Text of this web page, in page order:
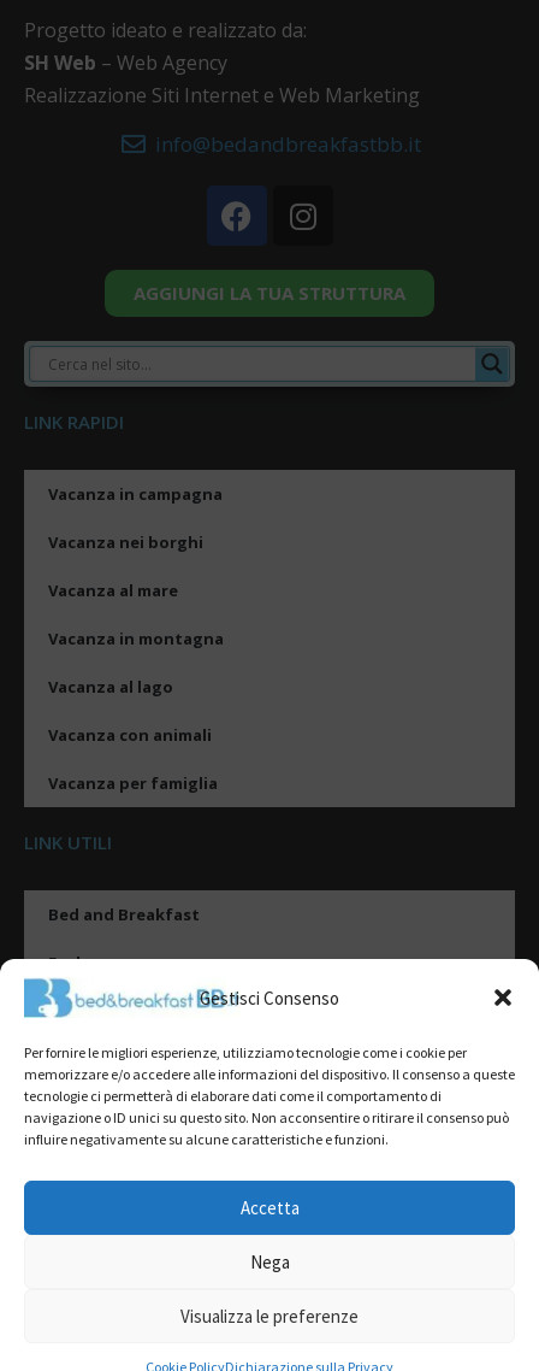
Gestisci Consenso
Per fornire le migliori esperienze, utilizziamo tecnologie come i cookie per
memorizzare e/o accedere alle informazioni del dispositivo. Il consenso a queste
tecnologie ci permetterà di elaborare dati come il comportamento di
navigazione o ID unici su questo sito. Non acconsentire o ritirare il consenso può
influire negativamente su alcune caratteristiche e funzioni.
Accetta
Nega
Visualizza le preferenze
Cookie PolicyDichiarazione sulla Privacy
Progetto ideato e realizzato da:
SH Web – Web Agency
Realizzazione Siti Internet e Web Marketing
info@bedandbreakfastbb.it
AGGIUNGI LA TUA STRUTTURA
LINK RAPIDI
Vacanza in campagna
Vacanza nei borghi
Vacanza al mare
Vacanza in montagna
Vacanza al lago
Vacanza con animali
Vacanza per famiglia
LINK UTILI
Bed and Breakfast
Esplora
Tipologie di alloggio
Destinazioni
Il mio account
2022@ All Rights Reserved | Tutti i contenuti ed i diritti sono riservati, è
L’accesso o l’utilizzo di questo sito è subordinato all’accettazione dei